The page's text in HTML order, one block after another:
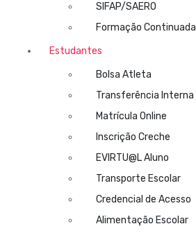
SIFAP/SAERO
Formação Continuada
Estudantes
Bolsa Atleta
Transferência Interna
Matrícula Online
Inscrição Creche
EVIRTU@L Aluno
Transporte Escolar
Credencial de Acesso
Alimentação Escolar